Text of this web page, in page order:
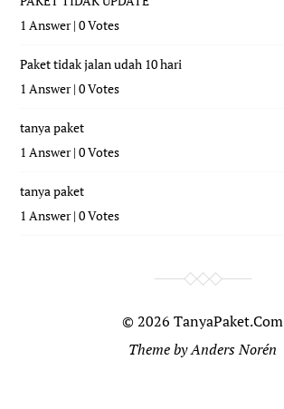
1 Answer|0 Votes
Paket tidak jalan udah 10 hari
1 Answer|0 Votes
tanya paket
1 Answer|0 Votes
tanya paket
1 Answer|0 Votes
© 2026 TanyaPaket.Com
Theme byAnders Norén